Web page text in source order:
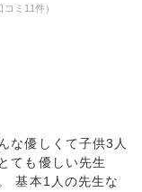
ミ11件）
な優しくて子供3人
ても優しい先生
基本1人の先生な